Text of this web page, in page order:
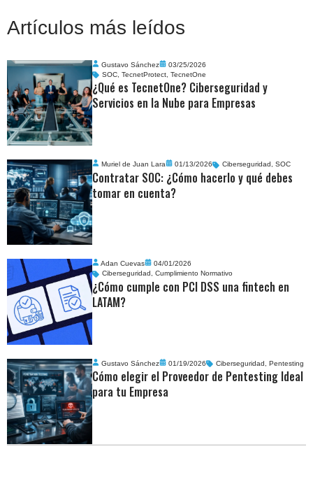
Artículos más leídos
Gustavo Sánchez
03/25/2026
SOC,TecnetProtect,TecnetOne
¿Qué es TecnetOne? Ciberseguridad y
Servicios en la Nube para Empresas
Muriel de Juan Lara 01/13/2026 Ciberseguridad ,SOC
Contratar SOC: ¿Cómo hacerlo y qué debes
tomar en cuenta?
Adan Cuevas
04/01/2026
Ciberseguridad ,Cumplimiento Normativo
¿Cómo cumple con PCI DSS una fintech en
LATAM?
Gustavo Sánchez 01/19/2026 Ciberseguridad ,Pentesting
Cómo elegir el Proveedor de Pentesting Ideal
para tu Empresa